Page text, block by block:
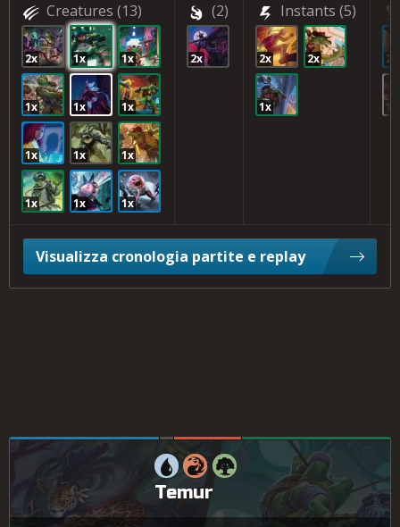
Creatures (13)
2x 1x 1x
1x 1x 1x
1x 1x 1x
1x 1x 1x
(2)
2x
Instants (5)
2x 2x
1x
2x
1x
Visualizza cronologia partite e replay
Temur